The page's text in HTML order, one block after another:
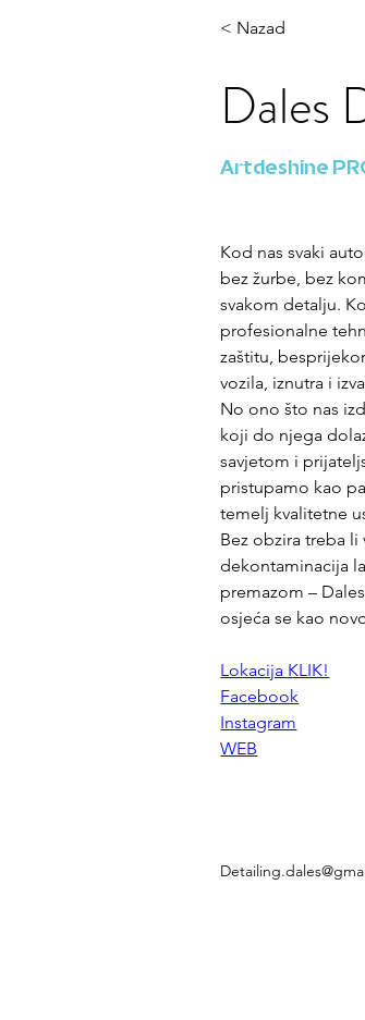
< Nazad
Dales
Artdeshine
Kod nas svaki
bez žurbe, bez
svakom detalju.
profesionalne
zaštitu,
vozila, iznutra i
No ono što nas
koji do njega
savjetom i
pristupamo kao
temelj kvalitetne
Bez obzira treba
dekontaminacija
premazom –
osjeća se kao
Lokacija KLIK!
Facebook
Instagram
WEB